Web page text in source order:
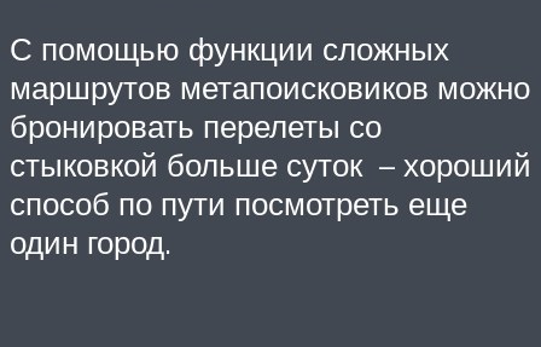
С помощью функции сложных
маршрутов метапоисковиков можно
бронировать перелеты со
стыковкой больше суток – хороший
способ по пути посмотреть еще
один город.